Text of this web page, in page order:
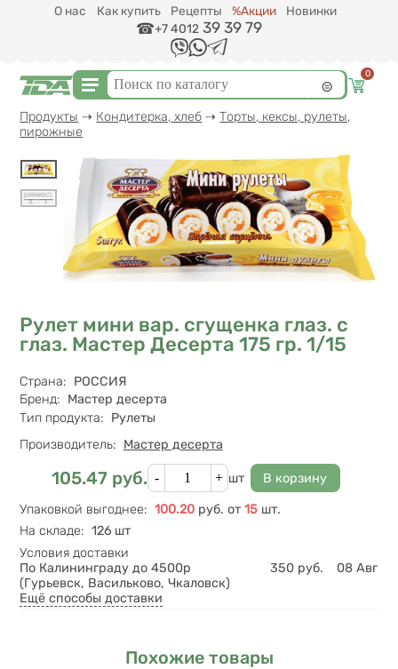
Перейти к основному содержанию
О нас Как купить Рецепты %Акции
Новинки
+7 4012 39 39 79
Форма поиска
Поиск 0
Вы здесь
Продукты ⇢ Кондитерка, хлеб ⇢Торты, кексы, рулеты,
пирожные
Рулет мини вар. сгущенка глаз. с
глаз. Мастер Десерта 175 гр. 1/15
Характеристики
Страна: РОССИЯ
Бренд: Мастер десерта
Тип продукта: Рулеты
Производитель: Мастер десерта
Цена
105.47 руб.Кол-во шт
Упаковкой выгоднее: 100.20 руб. от 15 шт.
На складе: 126 шт
Условия доставки
По Калининграду до 4500р
(Гурьевск, Васильково, Чкаловск)
350 руб.
08 Авг
Ещё способы доставки
Похожие товары